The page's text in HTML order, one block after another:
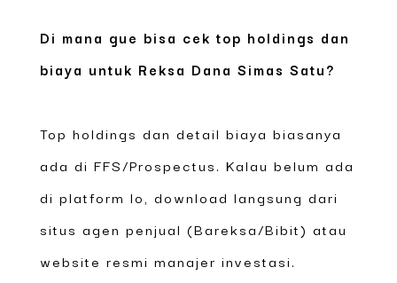
Di mana gue bisa cek top holdings dan
biaya untuk Reksa Dana Simas Satu?
Top holdings dan detail biaya biasanya
ada di FFS/Prospectus. Kalau belum ada
di platform lo, download langsung dari
situs agen penjual (Bareksa/Bibit) atau
website resmi manajer investasi.